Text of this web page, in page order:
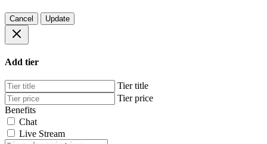
Cancel Update
Add tier
Tier title
Tier price
Benefits
Chat
Live Stream